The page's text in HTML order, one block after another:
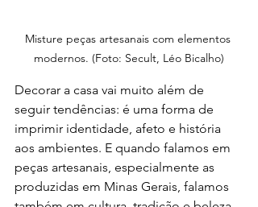
Misture peças artesanais com elementos
modernos. (Foto: Secult, Léo Bicalho)
Decorar a casa vai muito além de
seguir tendências: é uma forma de
imprimir identidade, afeto e história
aos ambientes. E quando falamos em
peças artesanais, especialmente as
produzidas em Minas Gerais, falamos